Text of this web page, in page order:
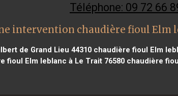
Téléphone: 09 72 66
intervention chaudière fioul Elm
de Grand Lieu 44310 chaudière fioul Elm
fioul Elm leblanc à Le Trait 76580 chaudière